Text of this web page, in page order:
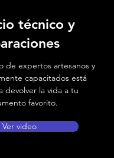
técnico y
de expertos artesanos y
capacitados está
devolver la vida a tu
favorito.
Ver video